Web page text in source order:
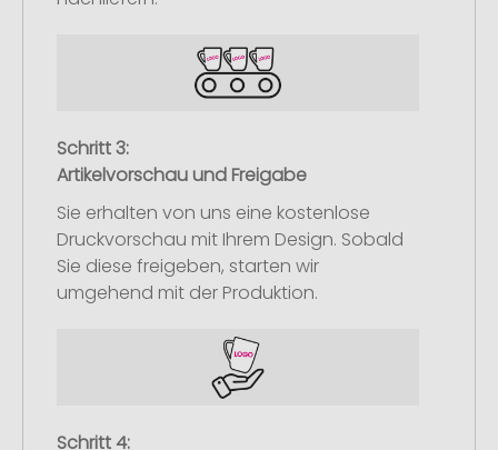
Schritt 3:
Artikelvorschau und Freigabe
Sie erhalten von uns eine kostenlose
Druckvorschau mit Ihrem Design. Sobald
Sie diese freigeben, starten wir
umgehend mit der Produktion.
Schritt 4: